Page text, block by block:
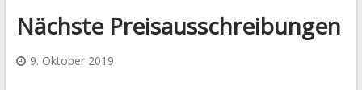
Nächste Preisausschreibungen
9. Oktober 2019